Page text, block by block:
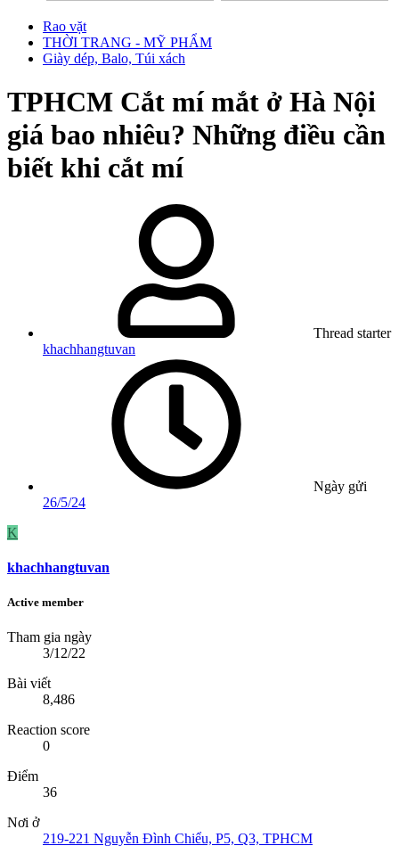
Rao vặt
THỜI TRANG - MỸ PHẨM
Giày dép, Balo, Túi xách
TPHCM Cắt mí mắt ở Hà Nội
giá bao nhiêu? Những điều cần
biết khi cắt mí
Thread starter
khachhangtuvan
Ngày gửi
26/5/24
K
khachhangtuvan
Active member
Tham gia ngày
3/12/22
Bài viết
8,486
Reaction score
0
Điểm
36
Nơi ở
219-221 Nguyễn Đình Chiểu, P5, Q3, TPHCM